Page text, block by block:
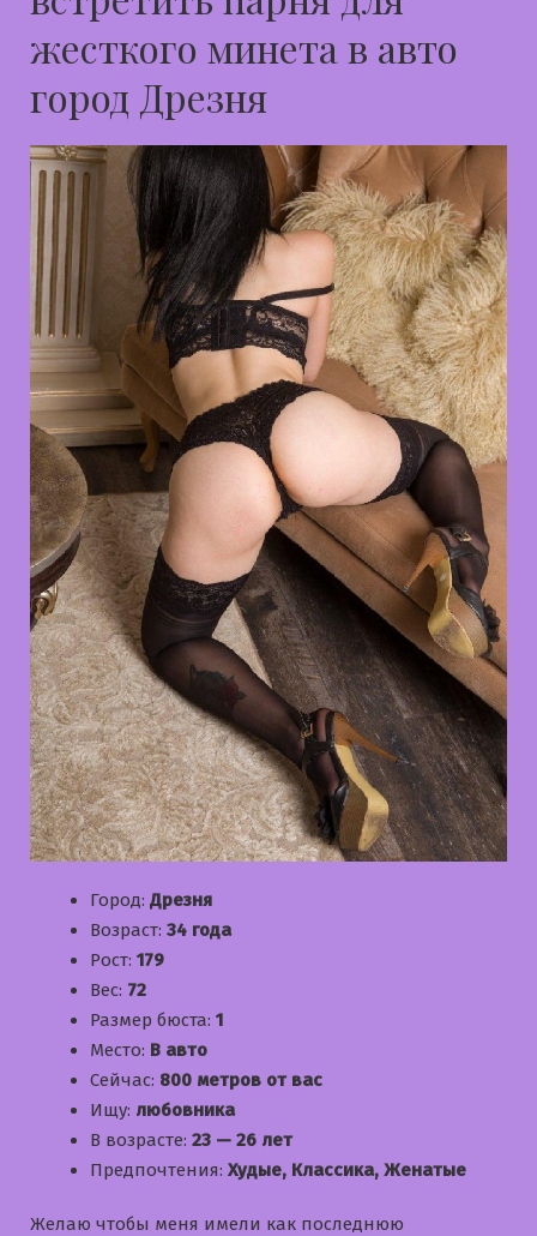
жесткого минета в авто
город Дрезня
Город: Дрезня
Возраст: 34 года
Рост: 179
Вес: 72
Размер бюста: 1
Место: В авто
Сейчас: 800 метров от вас
Ищу: любовника
В возрасте: 23 — 26 лет
Предпочтения: Худые, Классика, Женатые
Желаю чтобы меня имели как последнюю